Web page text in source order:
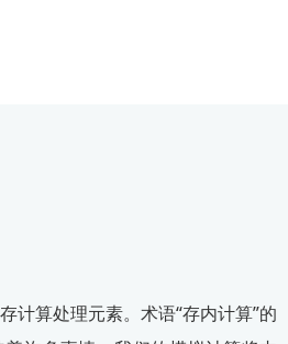
计算处理元素。术语“存内计算”的